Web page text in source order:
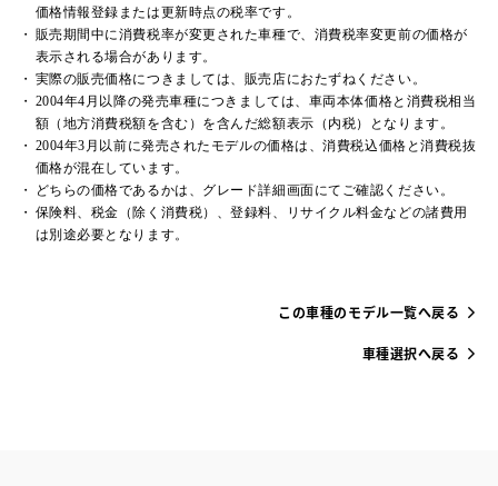
価格情報登録または更新時点の税率です。
販売期間中に消費税率が変更された車種で、消費税率変更前の価格が
表示される場合があります。
実際の販売価格につきましては、販売店におたずねください。
2004年4月以降の発売車種につきましては、車両本体価格と消費税相当
額（地方消費税額を含む）を含んだ総額表示（内税）となります。
2004年3月以前に発売されたモデルの価格は、消費税込価格と消費税抜
価格が混在しています。
どちらの価格であるかは、グレード詳細画面にてご確認ください。
保険料、税金（除く消費税）、登録料、リサイクル料金などの諸費用
は別途必要となります。
この車種のモデル一覧へ戻る
車種選択へ戻る